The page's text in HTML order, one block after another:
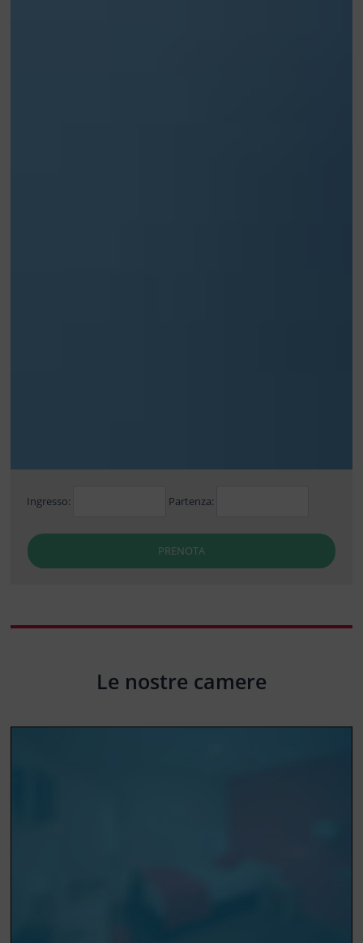
Ingresso: Partenza:
PRENOTA
Le nostre camere